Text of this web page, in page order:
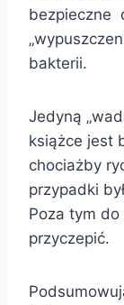
bezpieczne
bakterii.
Jedyną
książce jest
chociażby
przypadki
Poza tym
przyczepić.